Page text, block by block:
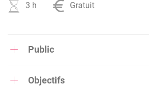
3 h Gratuit
Public
adjudicateurs, administrations)
Objectifs